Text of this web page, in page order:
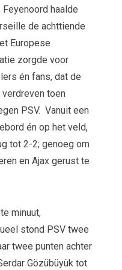
haalde
de achttiende
Europese
zorgde voor
én fans, dat de
toen
PSV. Vanuit een
én op het veld,
tot 2-2; genoeg om
en Ajax gerust te
minuut,
stond PSV twee
twee punten achter
Gözübüyük tot